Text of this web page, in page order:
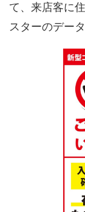
て、来店客に
スターのデー